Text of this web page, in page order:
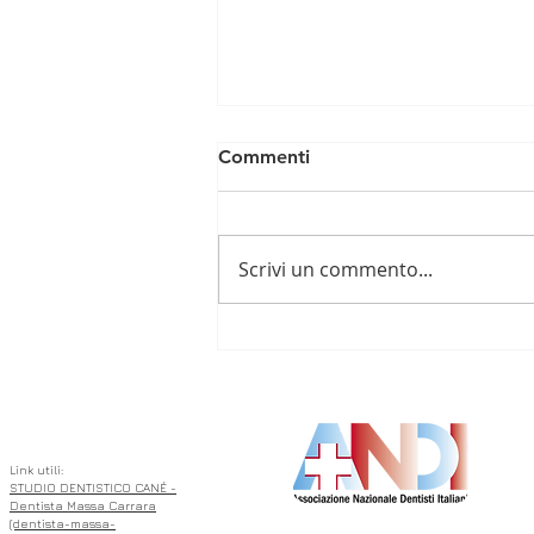
Bambini 🦷
Commenti
Scrivi un commento...
Link utili:
STUDIO DENTISTICO CANÉ -
Dentista Massa Carrara
(dentista-massa-